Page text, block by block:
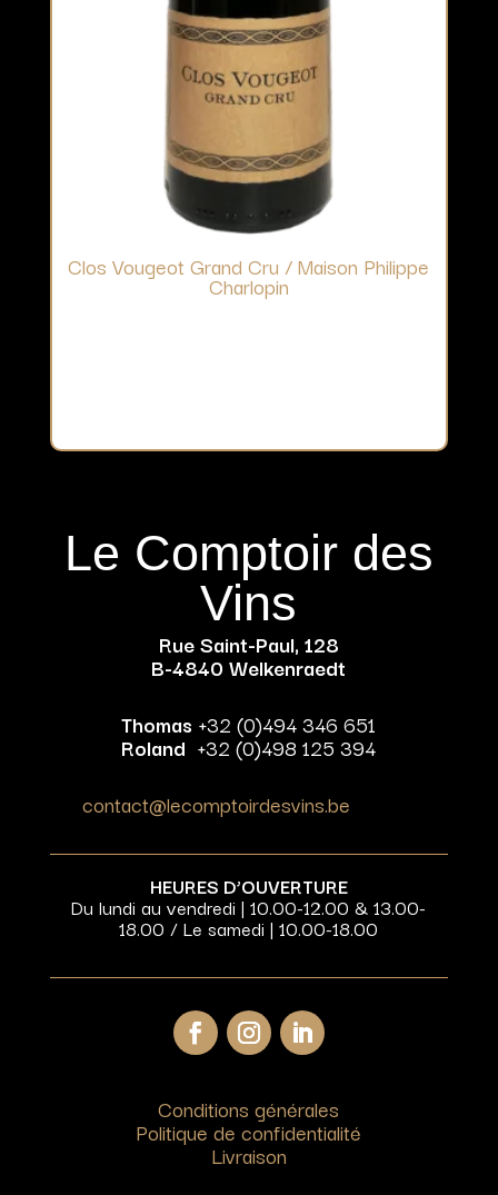
Clos Vougeot Grand Cru / Maison Philippe
Charlopin
Le Comptoir des
Vins
Rue Saint-Paul, 128
B-4840 Welkenraedt
Thomas +32 (0)494 346 651
Roland +32 (0)498 125 394
contact@lecomptoirdesvins.be
HEURES D’OUVERTURE
Du lundi au vendredi | 10.00-12.00 & 13.00-
18.00 / Le samedi | 10.00-18.00
Conditions générales
Politique de confidentialité
Livraison